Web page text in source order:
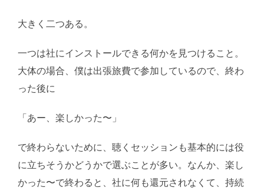
大きく二つある。
一つは社にインストールできる何かを見つけること。
大体の場合、僕は出張旅費で参加しているので、終わ
った後に
「あー、楽しかった〜」
で終わらないために、聴くセッションも基本的には役
に立ちそうかどうかで選ぶことが多い。なんか、楽し
かった〜で終わると、社に何も還元されなくて、持続